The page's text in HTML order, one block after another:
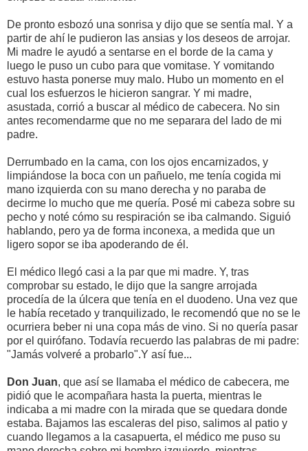
De pronto esbozó una sonrisa y dijo que se sentía mal. Y a
partir de ahí le pudieron las ansias y los deseos de arrojar.
Mi madre le ayudó a sentarse en el borde de la cama y
luego le puso un cubo para que vomitase. Y vomitando
estuvo hasta ponerse muy malo. Hubo un momento en el
cual los esfuerzos le hicieron sangrar. Y mi madre,
asustada, corrió a buscar al médico de cabecera. No sin
antes recomendarme que no me separara del lado de mi
padre.
Derrumbado en la cama, con los ojos encarnizados, y
limpiándose la boca con un pañuelo, me tenía cogida mi
mano izquierda con su mano derecha y no paraba de
decirme lo mucho que me quería. Posé mi cabeza sobre su
pecho y noté cómo su respiración se iba calmando. Siguió
hablando, pero ya de forma inconexa, a medida que un
ligero sopor se iba apoderando de él.
El médico llegó casi a la par que mi madre. Y, tras
comprobar su estado, le dijo que la sangre arrojada
procedía de la úlcera que tenía en el duodeno. Una vez que
le había recetado y tranquilizado, le recomendó que no se le
ocurriera beber ni una copa más de vino. Si no quería pasar
por el quirófano. Todavía recuerdo las palabras de mi padre:
"Jamás volveré a probarlo".Y así fue...
Don Juan, que así se llamaba el médico de cabecera, me
pidió que le acompañara hasta la puerta, mientras le
indicaba a mi madre con la mirada que se quedara donde
estaba. Bajamos las escaleras del piso, salimos al patio y
cuando llegamos a la casapuerta, el médico me puso su